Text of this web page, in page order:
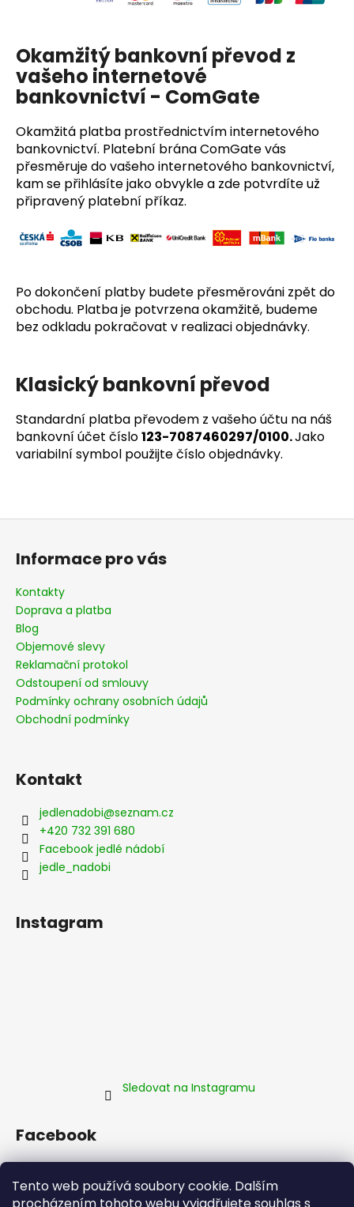
Tento web používá soubory cookie. Dalším
Okamžitý bankovní převod z
vašeho internetové
bankovnictví - ComGate
Okamžitá platba prostřednictvím internetového
bankovnictví. Platební brána ComGate vás
přesměruje do vašeho internetového bankovnictví,
kam se přihlásíte jako obvykle a zde potvrdíte už
připravený platební příkaz.
Po dokončení platby budete přesměrováni zpět do
obchodu. Platba je potvrzena okamžitě, budeme
bez odkladu pokračovat v realizaci objednávky.
Klasický bankovní převod
Standardní platba převodem z vašeho účtu na náš
bankovní účet číslo123-7087460297/0100.Jako
variabilní symbol použijte číslo objednávky.
Z
Informace pro vás
Kontakty
Doprava a platba
Blog
Objemové slevy
Reklamační protokol
Odstoupení od smlouvy
Podmínky ochrany osobních údajů
Obchodní podmínky
Kontakt
jedlenadobi@seznam.cz
+420 732 391 680
Facebook jedlé nádobí
jedle_nadobi
Instagram
Sledovat na Instagramu
Facebook